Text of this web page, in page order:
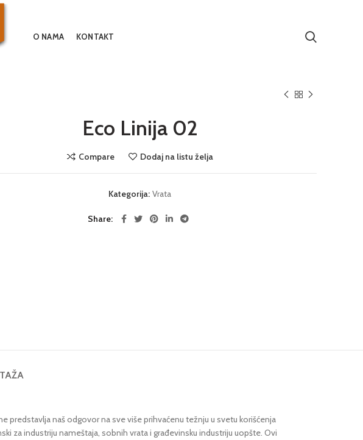
O NAMA KONTAKT
Eco Linija 02
Compare Dodaj na listu želja
Kategorija: Vrata
Share
predstavlja naš odgovor na sve više prihvaćenu težnju u svetu korišćenja
za industriju nameštaja, sobnih vrata i građevinsku industriju uopšte. Ovi